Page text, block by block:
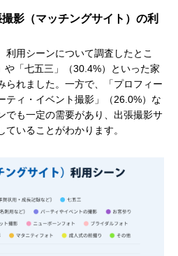
影（マッチングサイト）の利
用シーンについて調査したとこ
や「七五三」（30.4%）といった家
られました。一方で、「プロフィー
ティ・イベント撮影」（26.0%）な
でも一定の需要があり、出張撮影サ
いることがわかります。